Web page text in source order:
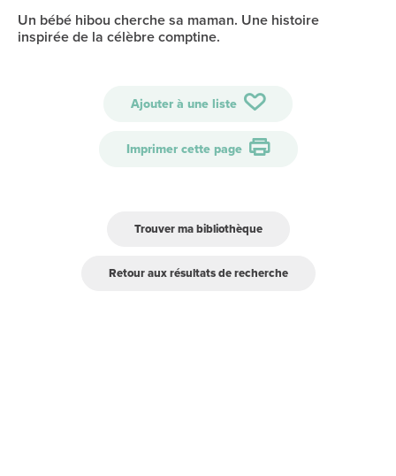
Un bébé hibou cherche sa maman. Une histoire
inspirée de la célèbre comptine.
Ajouter à une liste
Imprimer cette page
Trouver ma bibliothèque
Retour aux résultats de recherche